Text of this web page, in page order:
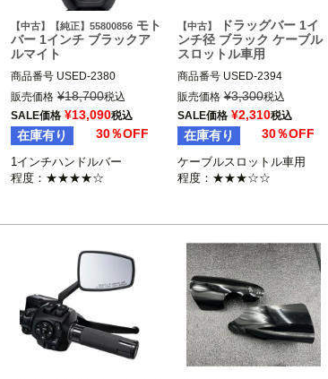
【中古】【純正】55800856 モト
バー 1インチ ブラックア
ルマイト
商品番号 USED-2380
55800856
2014～2024 FLHR、FLHRC、
FLHRXS
2018～2024 FLSL、FXBB、F
XBBS、FXLR、FXLRS
Harley Davidson（ハーレー ダ
販売価格 ¥18,700税込
SALE価格 ¥13,090税込
在庫有り 30％OFF
1インチハンドルバー
程度：★★★★☆
【中古】
ドラッグバー 1イ
ンチ径 ブラック ケーブル
スロットル車用
商品番号 USED-2394
販売価格 ¥3,300税込
SALE価格 ¥2,310税込
在庫有り 30％OFF
ケーブルスロットル車用